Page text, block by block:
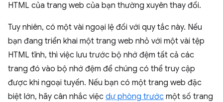
HTML của trang web của bạn thường xuyên thay đổi.
Tuy nhiên, có một vài ngoại lệ đối với quy tắc này. Nếu
bạn đang triển khai một trang web nhỏ với một vài tệp
HTML tĩnh, thì việc lưu trước bộ nhớ đệm tất cả các
trang đó vào bộ nhớ đệm để chúng có thể truy cập
được khi ngoại tuyến. Nếu bạn có một trang web đặc
biệt lớn, hãy cân nhắc việc dự phòng trước một số trang